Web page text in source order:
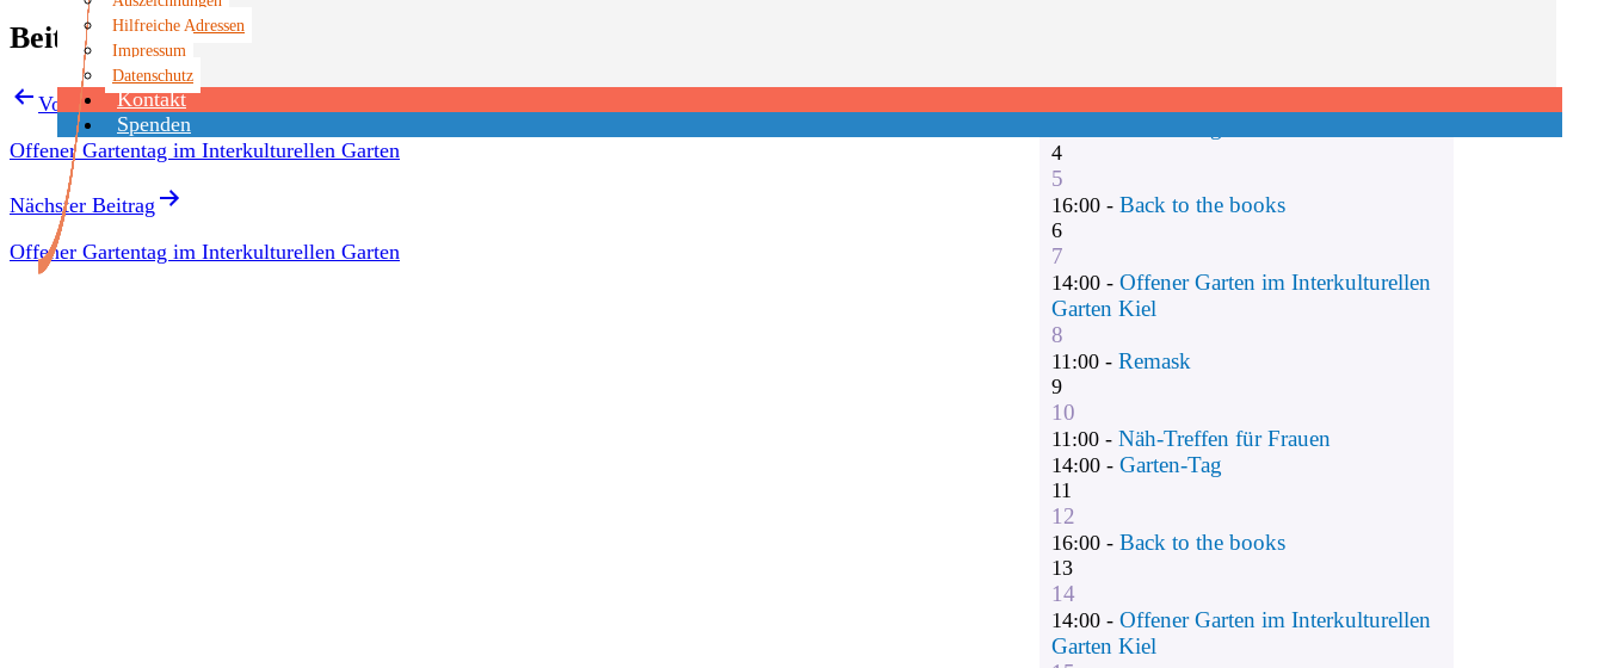
Hilfreiche Adressen
Impressum
Datenschutz
Kontakt
Spenden
Beitragsnavigation
Vorheriger Beitrag
Offener Gartentag im Interkulturellen Garten
Nächster Beitrag
Offener Gartentag im Interkulturellen Garten
4
5
16:00 -Back to the books
6
7
14:00 -Offener Garten im Interkulturellen
Garten Kiel
8
11:00 -Remask
9
10
11:00 -Näh-Treffen für Frauen
14:00 -Garten-Tag
11
12
16:00 -Back to the books
13
14
14:00 -Offener Garten im Interkulturellen
Garten Kiel